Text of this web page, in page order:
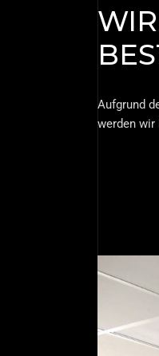
Aufgrund
werden wir